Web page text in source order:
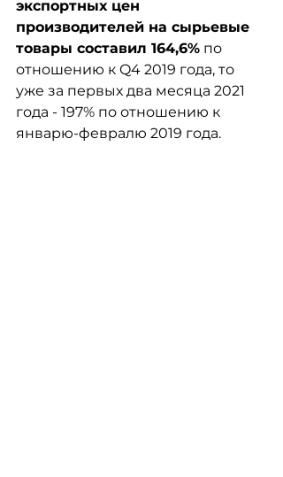
экспортных цен
производителей на сырьевые
товары составил 164,6% по
отношению к Q4 2019 года, то
уже за первых два месяца 2021
года - 197% по отношению к
январю-февралю 2019 года.